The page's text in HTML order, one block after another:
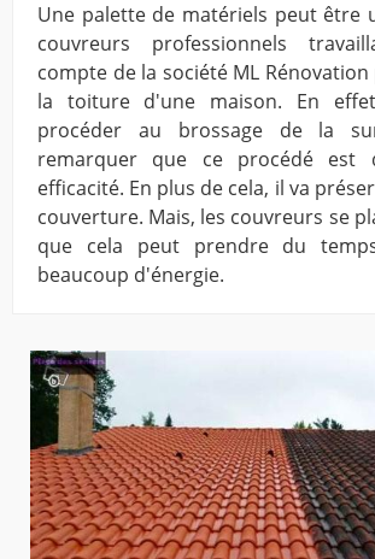
Une palette de matériels peut être
couvreurs professionnels
compte de la société ML
la toiture d'une maison. En
procéder au brossage de la
remarquer que ce procédé est
efficacité. En plus de cela, il va
couverture. Mais, les couvreurs se
que cela peut prendre du
beaucoup d'énergie.